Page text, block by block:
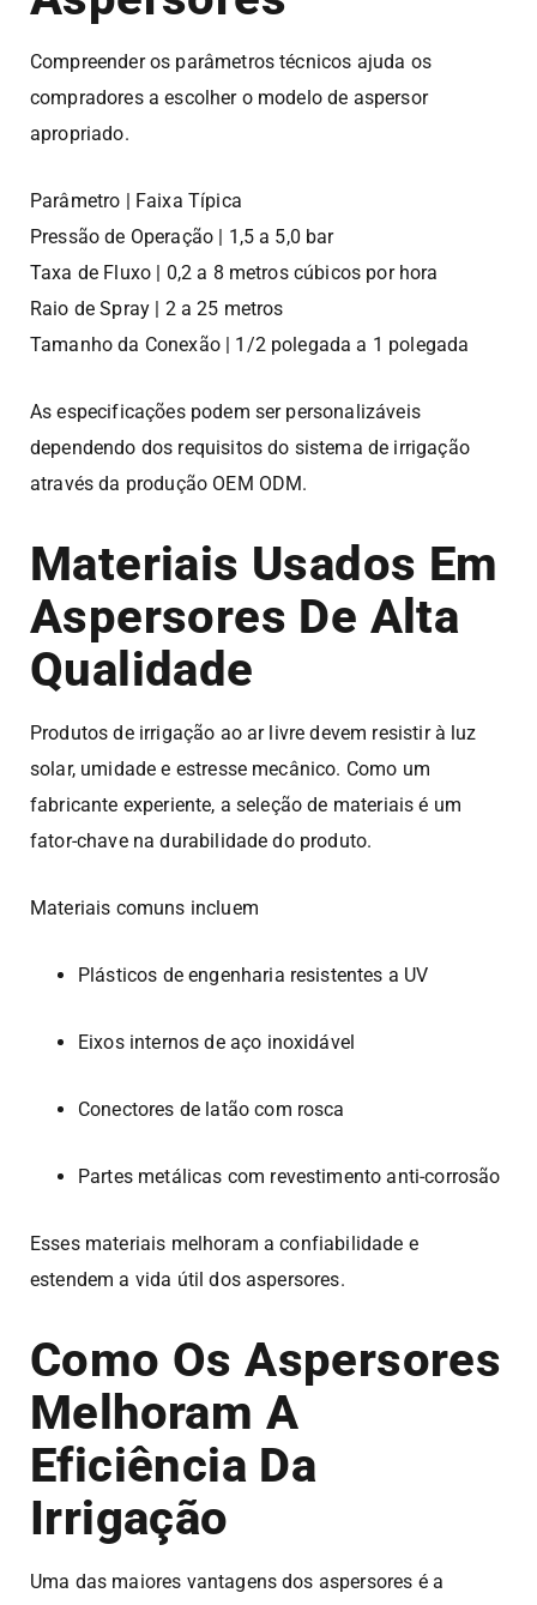
Compreender os parâmetros técnicos ajuda os
compradores a escolher o modelo de aspersor
apropriado.
Parâmetro | Faixa Típica
Pressão de Operação | 1,5 a 5,0 bar
Taxa de Fluxo | 0,2 a 8 metros cúbicos por hora
Raio de Spray | 2 a 25 metros
Tamanho da Conexão | 1/2 polegada a 1 polegada
As especificações podem ser personalizáveis
dependendo dos requisitos do sistema de irrigação
através da produção OEM ODM.
Materiais Usados Em
Aspersores De Alta
Qualidade
Produtos de irrigação ao ar livre devem resistir à luz
solar, umidade e estresse mecânico. Como um
fabricante experiente, a seleção de materiais é um
fator-chave na durabilidade do produto.
Materiais comuns incluem
Plásticos de engenharia resistentes a UV
Eixos internos de aço inoxidável
Conectores de latão com rosca
Partes metálicas com revestimento anti-corrosão
Esses materiais melhoram a confiabilidade e
estendem a vida útil dos aspersores.
Como Os Aspersores
Melhoram A
Eficiência Da
Irrigação
Uma das maiores vantagens dos aspersores é a